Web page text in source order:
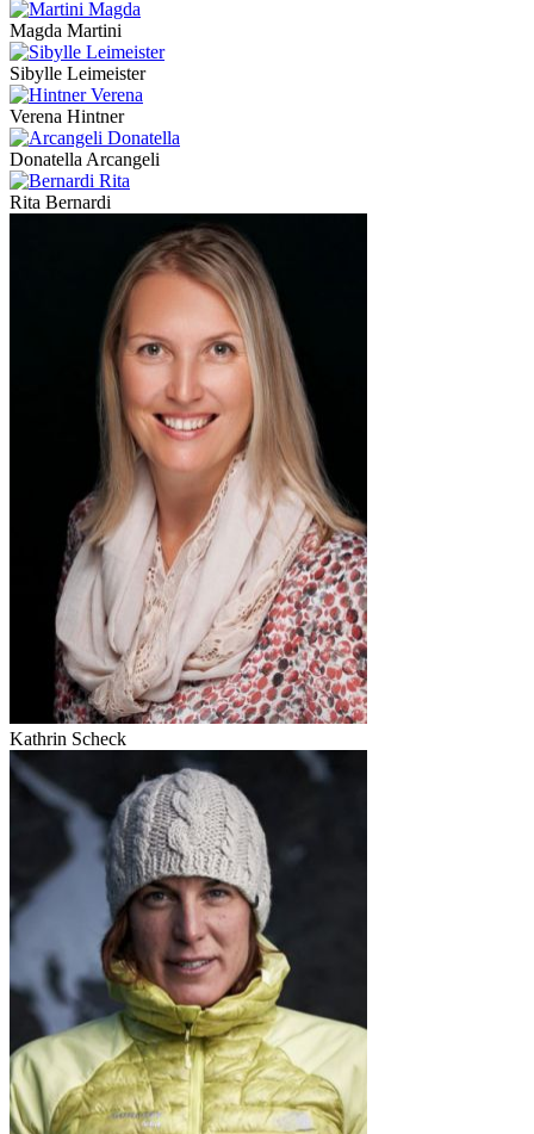
Magda Martini
Sibylle Leimeister
Verena Hintner
Donatella Arcangeli
Rita Bernardi
Kathrin Scheck